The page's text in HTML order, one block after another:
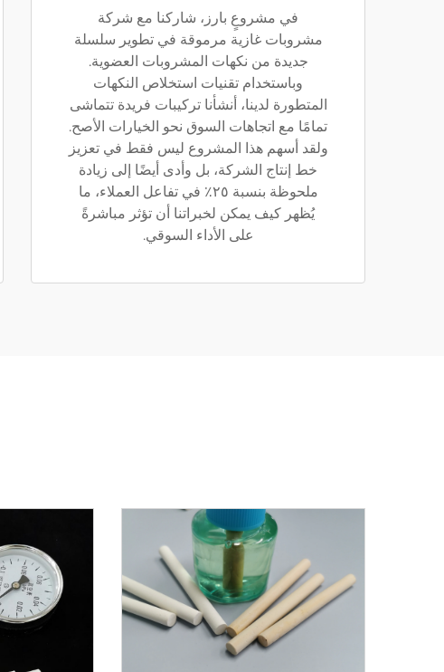
في مشروعٍ بارز، شاركنا مع شركة
مشروبات غازية مرموقة في تطوير سلسلة
جديدة من نكهات المشروبات العضوية.
وباستخدام تقنيات استخلاص النكهات
المتطورة لدينا، أنشأنا تركيبات فريدة تتماشى
تمامًا مع اتجاهات السوق نحو الخيارات الأصح.
ولقد أسهم هذا المشروع ليس فقط في تعزيز
خط إنتاج الشركة، بل وأدى أيضًا إلى زيادة
ملحوظة بنسبة ٢٥٪ في تفاعل العملاء، ما
يُظهر كيف يمكن لخبراتنا أن تؤثر مباشرةً
على الأداء السوقي.